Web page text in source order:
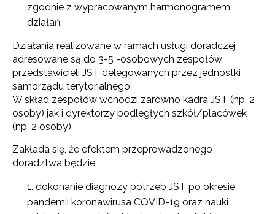
zgodnie z wypracowanym harmonogramem
działań.
Działania realizowane w ramach usługi doradczej
adresowane są do 3-5 -osobowych zespołów
przedstawicieli JST delegowanych przez jednostki
samorządu terytorialnego.
W skład zespołów wchodzi zarówno kadra JST (np. 2
osoby) jak i dyrektorzy podległych szkół/placówek
(np. 2 osoby).
Zakłada się, że efektem przeprowadzonego
doradztwa będzie:
dokonanie diagnozy potrzeb JST po okresie
pandemii koronawirusa COVID-19 oraz nauki